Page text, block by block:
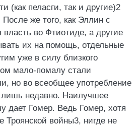
(как пеласги, так и другие)2
же того, как Эллин с
во Фтиотиде, а другие
их на помощь, отдельные
уже в силу близкого
мало-помалу стали
но во всеобщее употребление
лишь недавно. Наилучшее
дает Гомер. Ведь Гомер, хотя
Троянской войны3, нигде не